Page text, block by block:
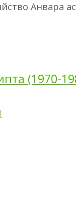
Анвара
(1970-